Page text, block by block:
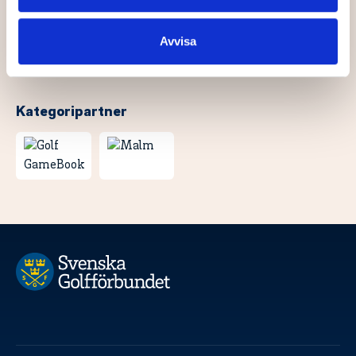
information som du har tillhandahållit eller som de har
Avvisa
Kategoripartner